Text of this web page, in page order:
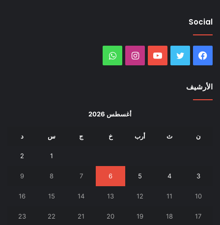
Social
فيسبوك تويتر يوتيوب انستقرام
الأرشيف
أغسطس 2026
ن ث أرب خ ج س د
1
2
3
4
5
6
7
8
9
10
11
12
13
14
15
16
17
18
19
20
21
22
23